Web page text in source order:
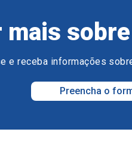
mais
e receba informações
Preencha o